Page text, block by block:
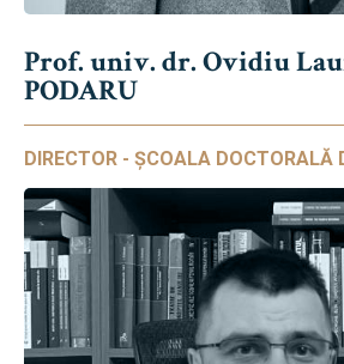
Prof. univ. dr. Ovidiu
PODARU
DIRECTOR - ȘCOALA DOCTORALĂ